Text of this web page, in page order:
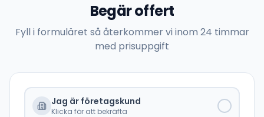
Begär offert
Fyll i formuläret så återkommer vi inom 24 timmar
med prisuppgift
Jag är företagskund
Klicka för att bekräfta